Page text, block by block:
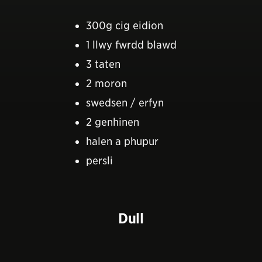
300g cig eidion
1 llwy fwrdd blawd
3 taten
2 moron
swedsen / erfyn
2 genhinen
halen a phupur
persli
Dull